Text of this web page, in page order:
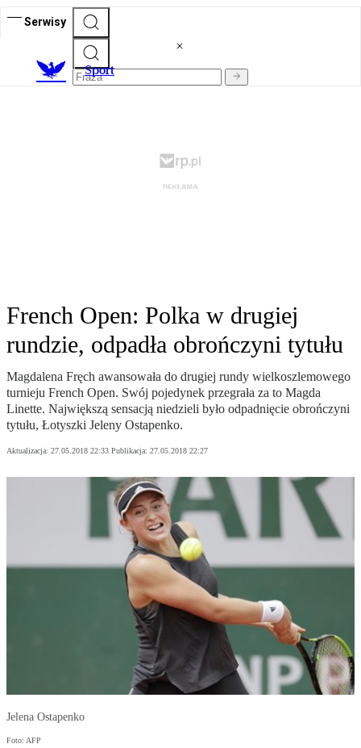
Serwisy
Sport
French Open: Polka w drugiej
rundzie, odpadła obrończyni tytułu
Magdalena Fręch awansowała do drugiej rundy wielkoszlemowego
turnieju French Open. Swój pojedynek przegrała za to Magda
Linette. Największą sensacją niedzieli było odpadnięcie obrończyni
tytułu, Łotyszki Jeleny Ostapenko.
Aktualizacja: 27.05.2018 22:33 Publikacja: 27.05.2018 22:27
Jelena Ostapenko
Foto: AFP